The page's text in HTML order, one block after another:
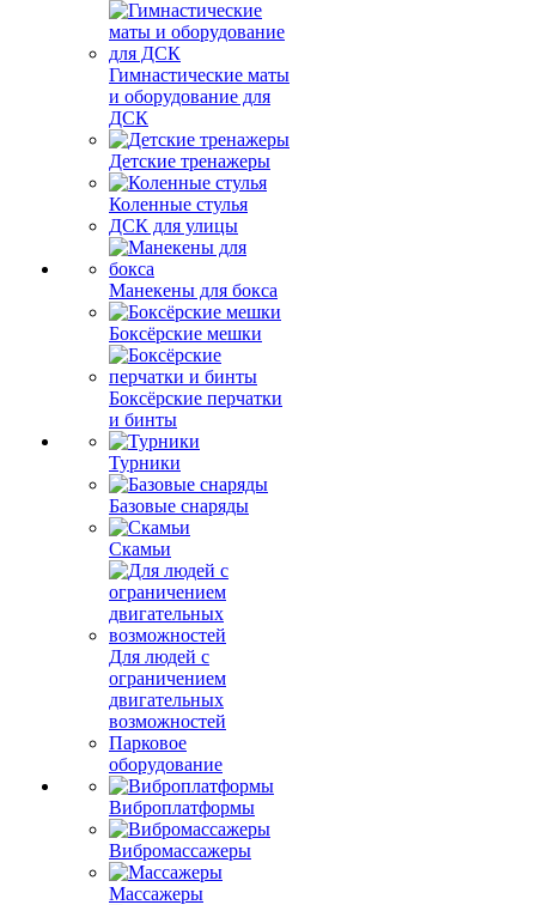
Гимнастические маты
и оборудование для
ДСК
Детские тренажеры
Коленные стулья
ДСК для улицы
Манекены для бокса
Боксёрские мешки
Боксёрские перчатки
и бинты
Турники
Базовые снаряды
Скамьи
Для людей с
ограничением
двигательных
возможностей
Парковое
оборудование
Виброплатформы
Вибромассажеры
Массажеры